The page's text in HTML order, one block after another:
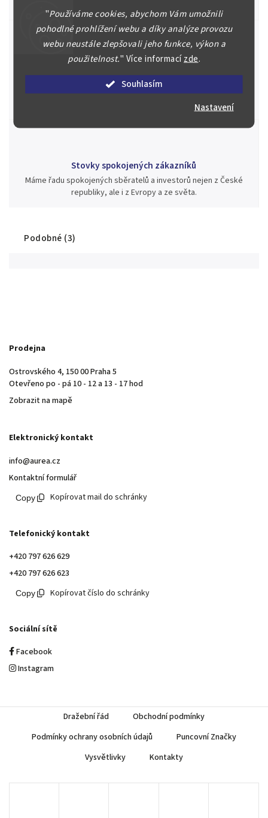
"Používáme cookies, abychom Vám umožnili
pohodlné prohlížení webu a díky analýze provozu
webu neustále zlepšovali jeho funkce, výkon a
použitelnost." Více informacízde.
Souhlasím
Nastavení
Jsme zde pro Vás nepřetržitě již od roku 2000
Během té doby jsme v našich aukcích prodali významné sbírky i
jednotlivé kusy unikátních mincí, bankovek, řádů a vyznamenání
Stovky spokojených zákazníků
Máme řadu spokojených sběratelů a investorů nejen z České
republiky, ale i z Evropy a ze světa.
Podobné (3)
Prodejna
Ostrovského 4, 150 00 Praha 5
Otevřeno po - pá 10 - 12 a 13 - 17 hod
Zobrazit na mapě
Elektronický kontakt
info@aurea.cz
Kontaktní formulář
Kopírovat mail do schránky
Telefonický kontakt
+420 797 626 629
+420 797 626 623
Kopírovat číslo do schránky
Sociální sítě
Facebook
Instagram
Dražební řád
Obchodní podmínky
Podmínky ochrany osobních údajů
Puncovní Značky
Vysvětlivky
Kontakty